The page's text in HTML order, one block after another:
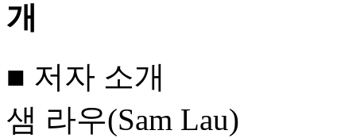
■ 저자 소개
샘 라우(Sam Lau)